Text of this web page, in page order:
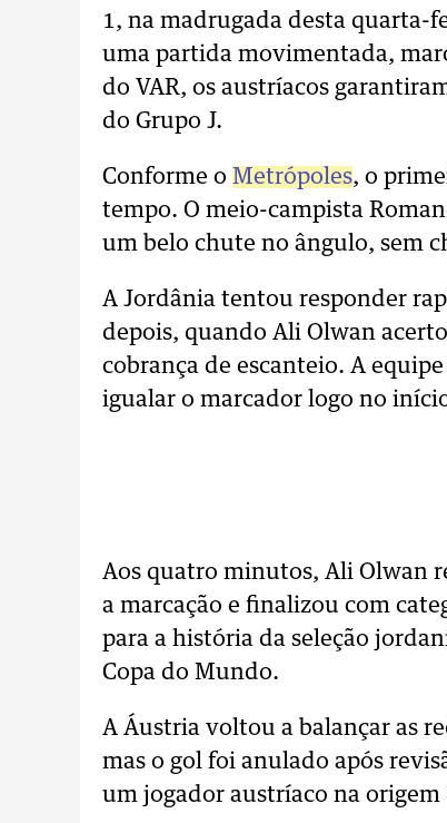
1, na madrugada desta quarta-
uma partida movimentada,
do VAR, os austríacos
do Grupo J.
Conforme o Metrópoles, o
tempo. O meio-campista
um belo chute no ângulo, sem
A Jordânia tentou responder
depois, quando Ali Olwan
cobrança de escanteio. A
igualar o marcador logo no
Aos quatro minutos, Ali Olwan
a marcação e finalizou com
para a história da seleção
Copa do Mundo.
A Áustria voltou a balançar as
mas o gol foi anulado após
um jogador austríaco na origem